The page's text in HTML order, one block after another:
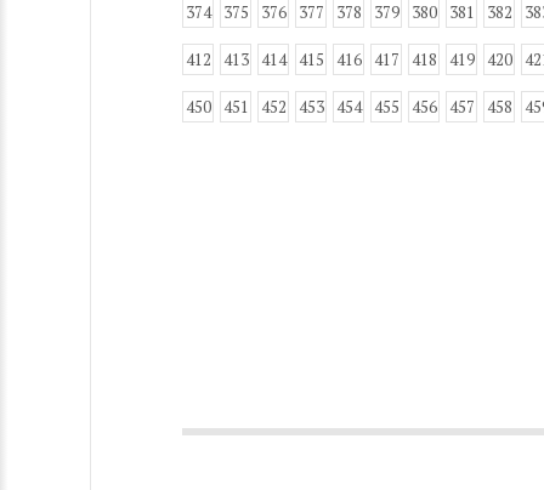
374 375 376 377 378 379 380 381 382
412 413 414 415 416 417 418 419 420
450 451 452 453 454 455 456 457 458